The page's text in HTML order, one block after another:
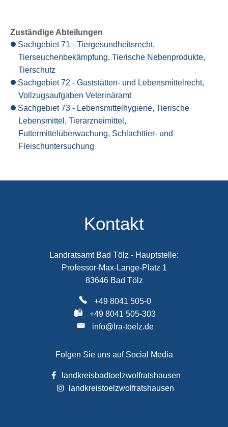
Zuständige Abteilungen
Sachgebiet 71 - Tiergesundheitsrecht,
Tierseuchenbekämpfung, Tierische Nebenprodukte,
Tierschutz
Sachgebiet 72 - Gaststätten- und Lebensmittelrecht,
Vollzugsaufgaben Veterinäramt
Sachgebiet 73 - Lebensmittelhygiene, Tierische
Lebensmittel, Tierarzneimittel,
Futtermittelüberwachung, Schlachttier- und
Fleischuntersuchung
Kontakt
Landratsamt Bad Tölz - Hauptstelle:
Professor-Max-Lange-Platz 1
83646 Bad Tölz
+49 8041 505-0
+49 8041 505-303
info@lra-toelz.de
Folgen Sie uns auf Social Media
landkreisbadtoelzwolfratshausen
landkreistoelzwolfratshausen